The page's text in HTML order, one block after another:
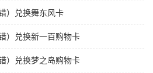
）兑换舞东风卡
）兑换新一百购物卡
）兑换梦之岛购物卡